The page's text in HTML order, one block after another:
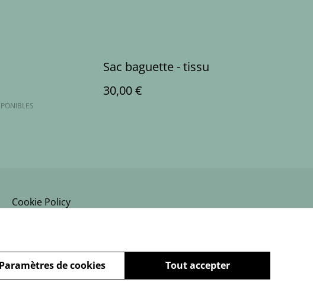
Sac baguette - tissu
30,00 €
Cookie Policy
Tout accepter
Paramètres de cookies